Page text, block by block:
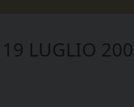
19 LUGLIO